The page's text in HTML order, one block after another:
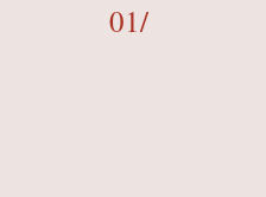
01/